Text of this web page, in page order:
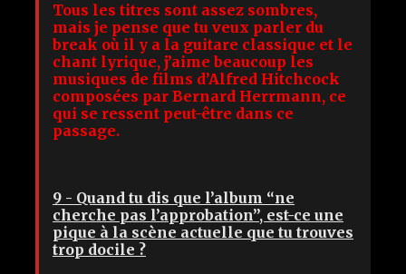
Tous les titres sont assez sombres,
mais je pense que tu veux parler du
break où il y a la guitare classique et le
chant lyrique, j’aime beaucoup les
musiques de films d’Alfred Hitchcock
composées par Bernard Herrmann, ce
qui se ressent peut-être dans ce
passage.
9 - Quand tu dis que l’album “ne
cherche pas l’approbation”, est-ce une
pique à la scène actuelle que tu trouves
trop docile ?